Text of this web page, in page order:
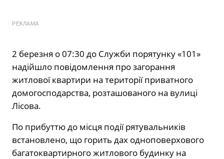
РЕКЛАМА
2 березня о 07:30 до Служби порятунку «101»
надійшло повідомлення про загорання
житлової квартири на території приватного
домогосподарства, розташованого на вулиці
Лісова.
По прибуттю до місця події рятувальників
встановлено, що горить дах одноповерхового
багатоквартирного житлового будинку на